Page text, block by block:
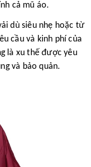
cả mũ áo.
dù siêu nhẹ hoặc từ
cầu và kinh phí của
là xu thế được yêu
và bảo quản.